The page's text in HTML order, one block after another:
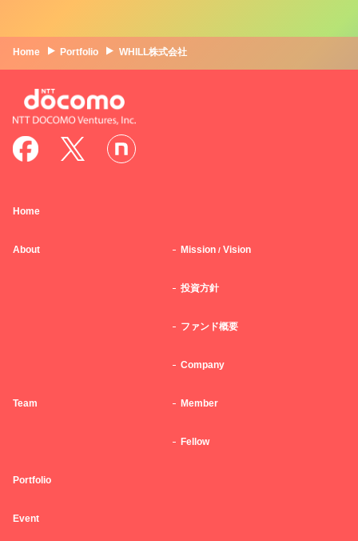
Home Portfolio WHILL株式会社
Home
About Mission / Vision
投資方針
ファンド概要
Company
Team Member
Fellow
Portfolio
Event